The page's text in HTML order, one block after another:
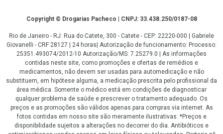
CopyrightCopyright © Drogarias Pacheco | CNPJ: 33.438.250/0187-08
Rio de Janeiro - RJ: Rua do Catete, 300 - Catete - CEP: 22220-000 | Gabriele
Giovanelli - CRF 28127 | 24 horas| Autorização de funcionamento: Processo:
25351.493074/2012-10 Autorização/MS: 7.25279.0 | As informações
contidas neste site, como promoções e ofertas de remédios e
medicamentos, não devem ser usadas para automedicação e não
substituem, em hipótese alguma, a medicação prescrita pelo profissional da
área médica. Somente o médico está em condições de diagnosticar
qualquer problema de saúde e prescrever o tratamento adequado. Os
preços e as promoções são válidos apenas para compras via internet. As
fotos contidas em nosso site são meramente ilustrativas. *Preços e
disponibilidade sujeitos a alterações no decorrer do dia. Antibióticos e